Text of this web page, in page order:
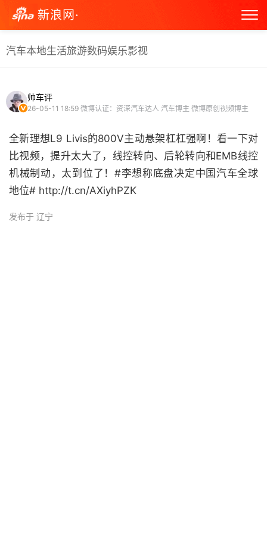
新浪网·
汽车本地生活旅游数码娱乐影视
帅车评
26-05-11 18:59 微博认证：资深汽车达人 汽车博主 微博原创视频博主
全新理想L9 Livis的800V主动悬架杠杠强啊！看一下对
比视频，提升太大了，线控转向、后轮转向和EMB线控
机械制动，太到位了！#李想称底盘决定中国汽车全球
地位# http://t.cn/AXiyhPZK ​
发布于 辽宁